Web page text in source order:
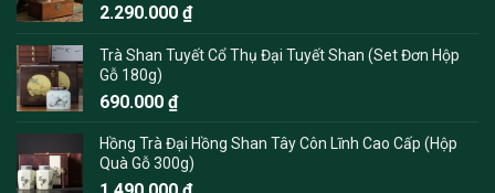
2.290.000 ₫
Trà Shan Tuyết Cổ Thụ Đại Tuyết Shan (Set Đơn Hộp
Gỗ 180g)
690.000 ₫
Hồng Trà Đại Hồng Shan Tây Côn Lĩnh Cao Cấp (Hộp
Quà Gỗ 300g)